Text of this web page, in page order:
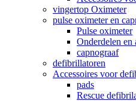
vingertop Oximeter
pulse oximeter en
Pulse oximeter
Onderdelen en
capnograaf
defibrillatoren
Accessoires voor
pads
Rescue